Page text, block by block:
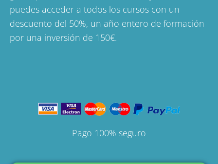
puedes acceder a todos los cursos con un
descuento del 50%, un año entero de formación
por una inversión de 150€.
Pago 100% seguro